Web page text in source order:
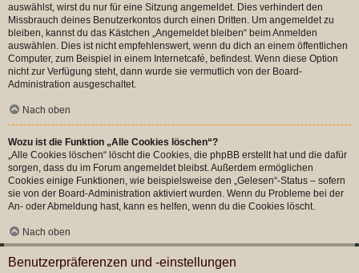
auswählst, wirst du nur für eine Sitzung angemeldet. Dies verhindert den
Missbrauch deines Benutzerkontos durch einen Dritten. Um angemeldet zu
bleiben, kannst du das Kästchen „Angemeldet bleiben“ beim Anmelden
auswählen. Dies ist nicht empfehlenswert, wenn du dich an einem öffentlichen
Computer, zum Beispiel in einem Internetcafé, befindest. Wenn diese Option
nicht zur Verfügung steht, dann wurde sie vermutlich von der Board-
Administration ausgeschaltet.
Nach oben
Wozu ist die Funktion „Alle Cookies löschen“?
„Alle Cookies löschen“ löscht die Cookies, die phpBB erstellt hat und die dafür
sorgen, dass du im Forum angemeldet bleibst. Außerdem ermöglichen
Cookies einige Funktionen, wie beispielsweise den „Gelesen“-Status – sofern
sie von der Board-Administration aktiviert wurden. Wenn du Probleme bei der
An- oder Abmeldung hast, kann es helfen, wenn du die Cookies löscht.
Nach oben
Benutzerpräferenzen und -einstellungen